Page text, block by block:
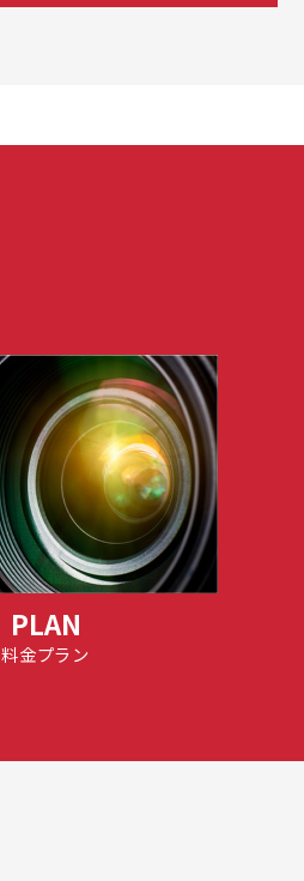
PLAN
料金プラン